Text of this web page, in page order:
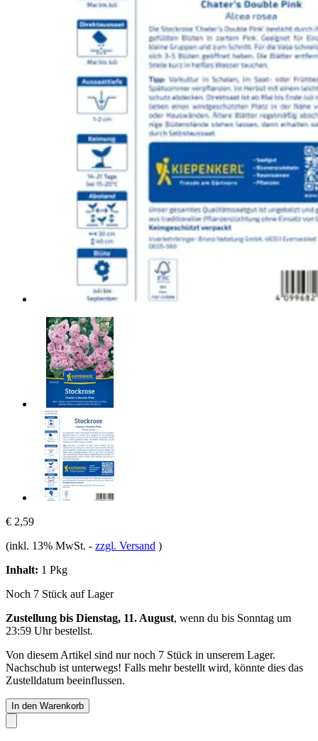
€ 2,59
(inkl. 13% MwSt. - zzgl. Versand )
Inhalt: 1 Pkg
Noch 7 Stück auf Lager
Zustellung bis Dienstag, 11. August, wenn du bis Sonntag um
23:59 Uhrbestellst.
Von diesem Artikel sind nur noch 7 Stück in unserem Lager.
Nachschub ist unterwegs! Falls mehr bestellt wird, könnte dies das
Zustelldatum beeinflussen.
In den Warenkorb